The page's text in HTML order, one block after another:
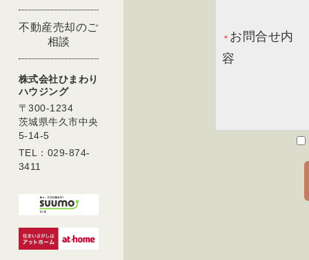
不動産売却のご
相談
株式会社ひまわり
ハウジング
〒300-1234
茨城県牛久市中央
5-14-5
TEL：029-874-
3411
＊ お問合せ内
容